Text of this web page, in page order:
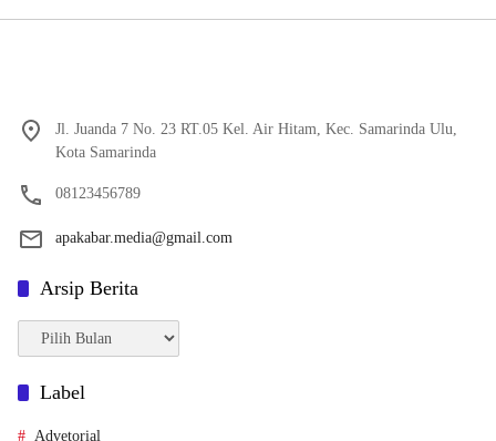
Jl. Juanda 7 No. 23 RT.05 Kel. Air Hitam, Kec. Samarinda Ulu,
Kota Samarinda
08123456789
apakabar.media@gmail.com
Arsip Berita
Arsip
Berita
Label
Advetorial